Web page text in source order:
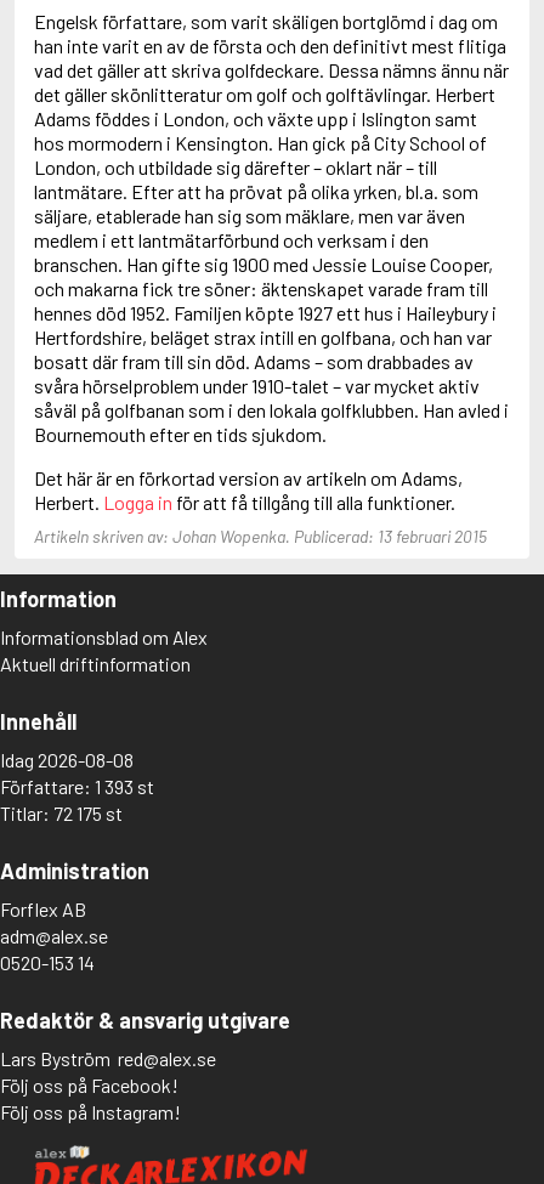
Amis, Kingsley
Anappara, Deepa
Anders, Sigrid
Andersen, Carlo
Anderson, F.I.
Anderson, James
Engelsk författare, som varit skäligen bortglömd i dag om
han inte varit en av de första och den definitivt mest flitiga
vad det gäller att skriva golfdeckare. Dessa nämns ännu när
det gäller skönlitteratur om golf och golftävlingar. Herbert
Adams föddes i London, och växte upp i Islington samt
hos mormodern i Kensington. Han gick på City School of
London, och utbildade sig därefter – oklart när – till
lantmätare. Efter att ha prövat på olika yrken, bl.a. som
säljare, etablerade han sig som mäklare, men var även
medlem i ett lantmätarförbund och verksam i den
branschen. Han gifte sig 1900 med Jessie Louise Cooper,
och makarna fick tre söner: äktenskapet varade fram till
hennes död 1952. Familjen köpte 1927 ett hus i Haileybury i
Hertfordshire, beläget strax intill en golfbana, och han var
bosatt där fram till sin död. Adams – som drabbades av
svåra hörselproblem under 1910-talet – var mycket aktiv
såväl på golfbanan som i den lokala golfklubben. Han avled i
Bournemouth efter en tids sjukdom.
Det här är en förkortad version av artikeln om Adams,
Herbert. Logga in för att få tillgång till alla funktioner.
Artikeln skriven av: Johan Wopenka. Publicerad: 13 februari 2015
Information
Informationsblad om Alex
Aktuell driftinformation
Innehåll
Idag 2026-08-08
Författare: 1 393 st
Titlar: 72 175 st
Administration
Forflex AB
adm@alex.se
0520-153 14
Redaktör & ansvarig utgivare
Lars Byström red@alex.se
Följ oss på Facebook!
Följ oss på Instagram!